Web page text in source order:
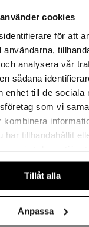
cookies
för att
användarna,
analysera vår
sådana
enhet till de sociala
som vi
har tillhandahållit
användande
Tillåt alla
Anpassa
huolimatta siitä
koko tilauksellesi joka
tilaukset lähetetään